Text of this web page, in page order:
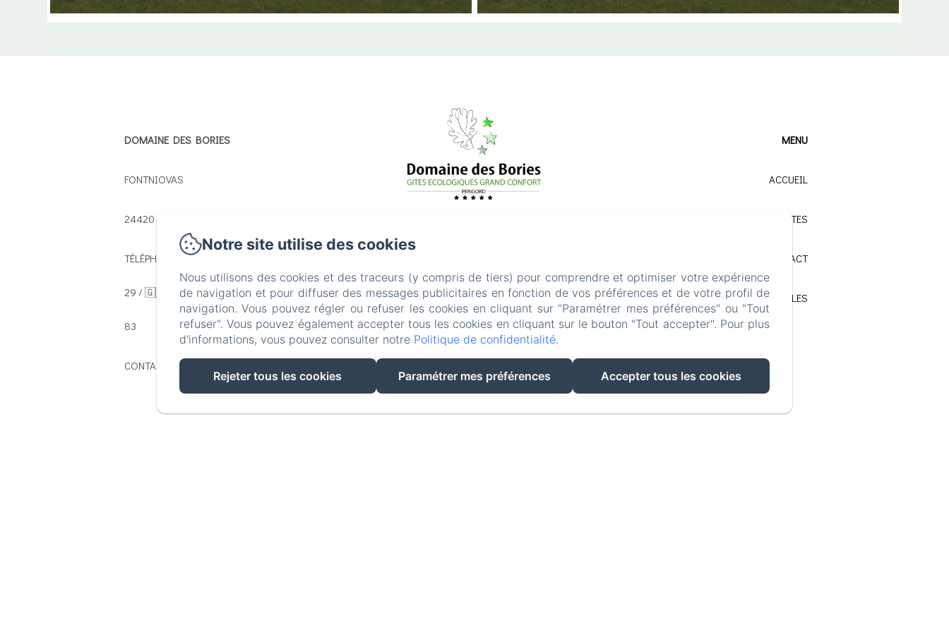
DOMAINE DES BORIES
FONTNIOVAS
24420 - SORGES
TÉLÉPHONE: 🇫🇷 : 00 33 5 53 13 29
29 / 🇬🇧 🇳🇱 : 00 33 5 54 54 02
83
CONTACT@DOMAINEDESBORIES.FR
EN
CRÉÉ PAR AMENITIZ
CONDITIONS GÉNÉRALES DE VENTE
MENU
ACCUEIL
NOS GÎTES
CONTACT
MENTIONS LÉGALES
Notre site utilise des cookies
Nous utilisons des cookies et des traceurs (y compris de tiers) pour comprendre et optimiser votre expérience
de navigation et pour diffuser des messages publicitaires en fonction de vos préférences et de votre profil de
navigation. Vous pouvez régler ou refuser les cookies en cliquant sur "Paramétrer mes préférences" ou "Tout
refuser". Vous pouvez également accepter tous les cookies en cliquant sur le bouton "Tout accepter". Pour plus
d'informations, vous pouvez consulter notre Politique de confidentialité.
Rejeter tous les cookies Paramétrer mes préférences Accepter tous les cookies